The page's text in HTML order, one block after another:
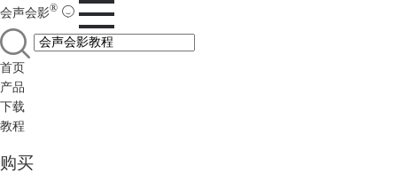
会声会影®
首页
产品
下载
教程
购买